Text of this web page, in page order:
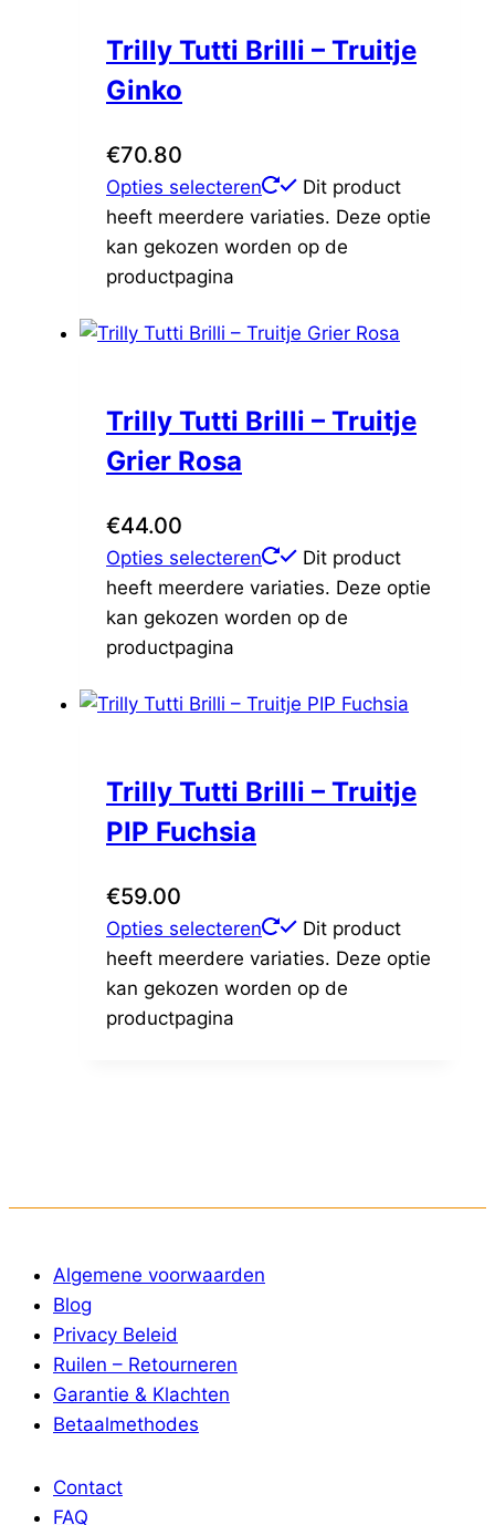
Trilly Tutti Brilli – Truitje
Ginko
€70.80
Opties selecteren
Dit product
heeft meerdere variaties. Deze optie
kan gekozen worden op de
productpagina
Trilly Tutti Brilli – Truitje
Grier Rosa
€44.00
Opties selecteren
Dit product
heeft meerdere variaties. Deze optie
kan gekozen worden op de
productpagina
Trilly Tutti Brilli – Truitje
PIP Fuchsia
€59.00
Opties selecteren
Dit product
heeft meerdere variaties. Deze optie
kan gekozen worden op de
productpagina
Algemene voorwaarden
Blog
Privacy Beleid
Ruilen – Retourneren
Garantie & Klachten
Betaalmethodes
Contact
FAQ